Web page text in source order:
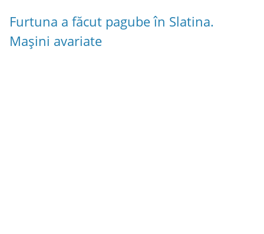
Furtuna a făcut pagube în Slatina.
Mașini avariate